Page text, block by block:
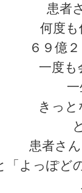
患者
何度
６９億
一度
きっ
患者さ
「よっぽど